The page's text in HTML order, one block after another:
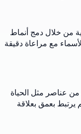
من خلال دمج أنماط
مع مراعاة دقيقة
عناصر مثل الحياة
يرتبط بعمق بعلاقة